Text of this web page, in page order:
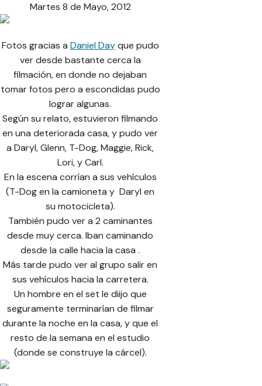
Martes 8 de Mayo, 2012
Fotos gracias a Daniel Dayque pudo
ver desde bastante cerca la
filmación, en donde no dejaban
tomar fotos pero a escondidas pudo
lograr algunas.
Según su relato, estuvieron filmando
en una deteriorada casa, y pudo ver
a Daryl, Glenn, T-Dog, Maggie, Rick,
Lori, y Carl.
En la escena corrían a sus vehículos
(T-Dog en la camioneta y Daryl en
su motocicleta).
También pudo ver a 2 caminantes
desde muy cerca. Iban caminando
desde la calle hacia la casa .
Más tarde pudo ver al grupo salir en
sus vehículos hacia la carretera.
Un hombre en el set le diijo que
seguramente terminarían de filmar
durante la noche en la casa, y que el
resto de la semana en el estudio
(donde se construye la cárcel).